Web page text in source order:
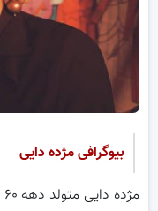
بیوگرافی مژده دایی